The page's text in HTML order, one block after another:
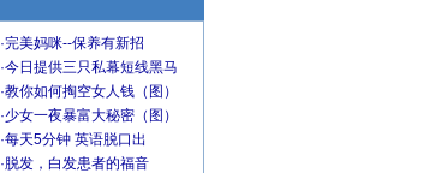
·完美妈咪--保养有新招
·今日提供三只私幕短线黑马
·教你如何掏空女人钱（图）
·少女一夜暴富大秘密（图）
·每天5分钟 英语脱口出
· 脱发，白发患者的福音